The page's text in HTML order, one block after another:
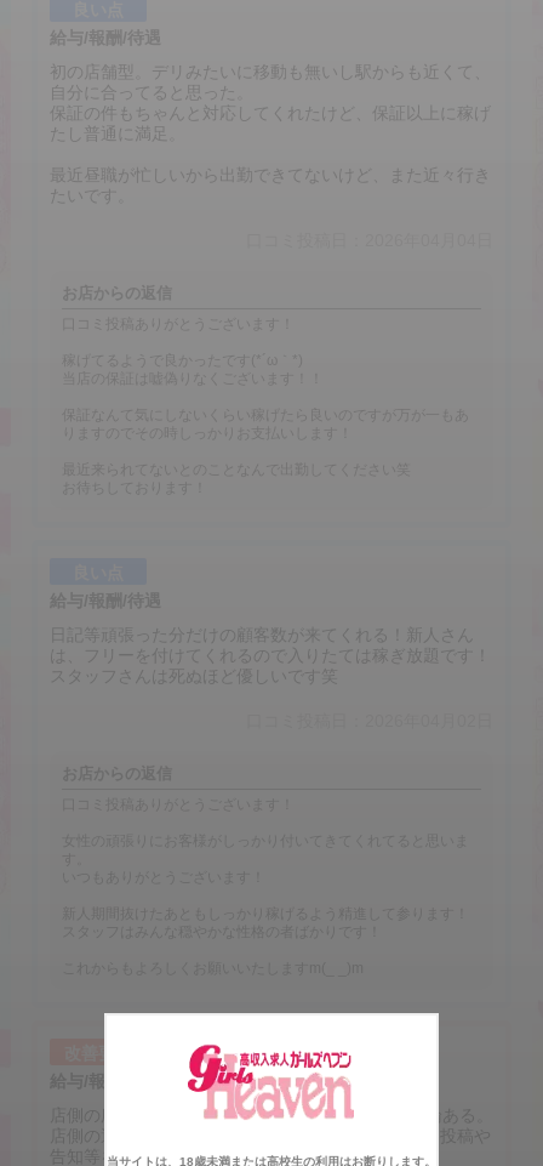
当サイトは、18歳未満または高校生の利用はお断りします。
給与/報酬/待遇
初の店舗型。デリみたいに移動も無いし駅からも近くて、
自分に合ってると思った。
保証の件もちゃんと対応してくれたけど、保証以上に稼げ
たし普通に満足。
最近昼職が忙しいから出勤できてないけど、また近々行き
たいです。
お店からの返信
稼げてるようで良かったです(*´ω｀*)
お待ちしております！
日記等頑張った分だけの顧客数が来てくれる！新人さん
は、フリーを付けてくれるので入りたては稼ぎ放題です！
スタッフさんは死ぬほど優しいです笑
店側の広告効果が見られない。1日0人の経験も勿論ある。
告知等を行って欲しい。